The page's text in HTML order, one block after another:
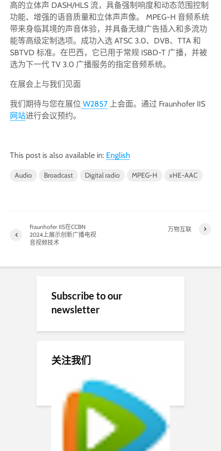
高的立体声 DASH/HLS 流，具备强制响度和动态范围控制
功能、增强的语音质量和立体声声像。 MPEG-H 音频系统
带来身临其境的声音体验，并具备无缝广告插入和多流功
能等高级定制选项。成功入选 ATSC 3.0、DVB、TTA 和
SBTVD 标准。在巴西，它已用于常规 ISBD-T 广播，并被
选为下一代 TV 3.0 广播服务的指定音频系统。
在展会上与我们见面
我们期待与您在展位 W2857 上会面。通过 Fraunhofer IIS
网站进行会议预约。
This post is also available in: English
Audio Broadcast Digital radio MPEG-H xHE-AAC
Fraunhofer IIS在CCBN
2024上展示创新广播电视
音视频技术
万物互联
Subscribe to our
newsletter
关注我们